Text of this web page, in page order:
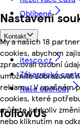
Nastavení
My a našich 18
cookies, abychom
zpracovali osobní
umožníte zobrazovat
reklamu. V opačném
cookies, které
můžete kdykoliv
nebo kliknutím na
Oblíbené
Kontakt
itesco.cz
Zákaznické
Naše obchody
followUs